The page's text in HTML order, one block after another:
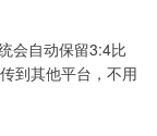
会自动保留3:4比
到其他平台，不用